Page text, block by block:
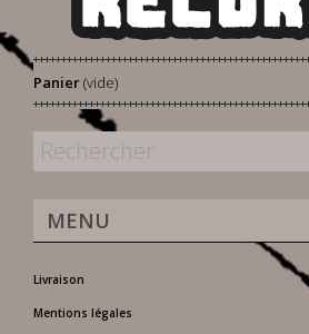
Panier(vide)
MENU
Livraison
Mentions légales